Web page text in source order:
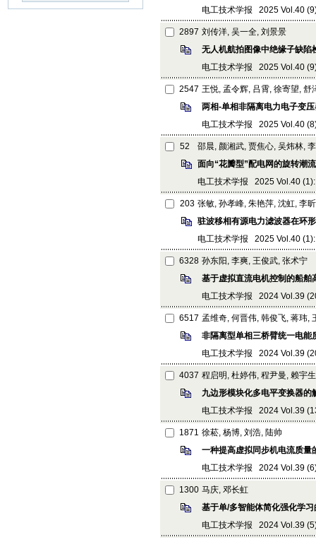
电工技术学报 2025 Vol.40
2897 刘传洋, 吴一全, 刘景景
无人机航拍图像中绝缘子缺陷
电工技术学报 2025 Vol.40
2547 王悦, 孟令辉, 吕霄, 徐寄望, 舒
两相-单相非隔离电力电子变
电工技术学报 2025 Vol.40
52
邵晨, 颜湘武, 贾焦心, 吴炜林,
面向“花瓣型”配电网的旋转潮
电工技术学报 2025 Vol.40
203 张敏, 孙孝峰, 朱艳萍, 沈虹, 李昕
驻波移相有源电力滤波器在环
电工技术学报 2025 Vol.40
6328 孙东阳, 李爽, 王俊武, 张术宁
基于虚拟直流电机控制的船舶
电工技术学报 2024 Vol.39
6517 孟维奇, 何晋伟, 韩俊飞, 蒋玮,
非隔离型单相三桥臂统一电能
电工技术学报 2024 Vol.39
4037 程启明, 杜婷伟, 程尹曼, 赖宇生
九边形模块化多电平变换器的
电工技术学报 2024 Vol.39
1871 徐菘, 杨博, 刘浩, 陆帅
一种提高虚拟同步机电流质量
电工技术学报 2024 Vol.39
1300 马庆, 邓长虹
基于单/多智能体简化强化学
电工技术学报 2024 Vol.39